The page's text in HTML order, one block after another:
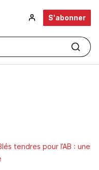
S'abonner
tendres pour l’AB : une